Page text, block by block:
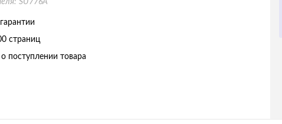
SU776A
страниц
поступлении товара